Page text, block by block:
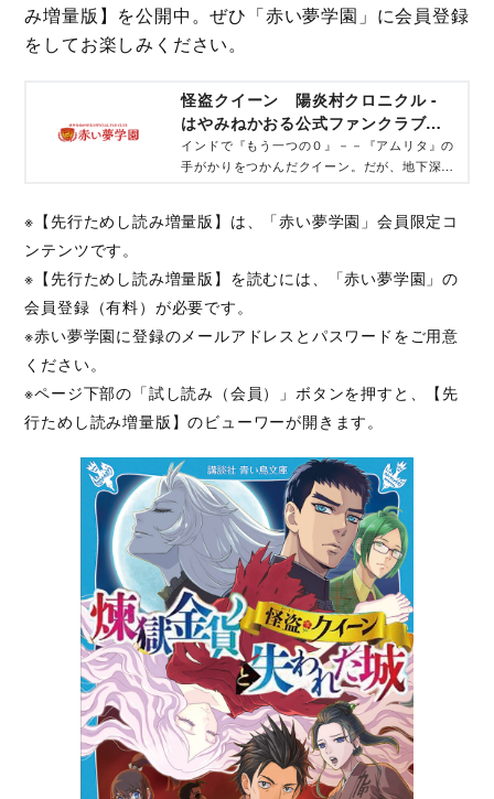
み増量版】を公開中。ぜひ「赤い夢学園」に会員登録
をしてお楽しみください。
怪盗クイーン 陽炎村クロニクル -
はやみねかおる公式ファンクラブサ
イト『赤い夢学園』
インドで『もう一つの０』－－『アムリタ』の
手がかりをつかんだクイーン。だが、地下深く
り、１９世紀末のフランス「陽炎村」。村の中
い子どもが見つかった。赤い布に包まれ、銀色
の長い髪と透き通るような...
※【先行ためし読み増量版】は、「赤い夢学園」会員限定コ
ンテンツです。
※【先行ためし読み増量版】を読むには、「赤い夢学園」の
会員登録（有料）が必要です。
※赤い夢学園に登録のメールアドレスとパスワードをご用意
ください。
※ページ下部の「試し読み（会員）」ボタンを押すと、【先
行ためし読み増量版】のビューワーが開きます。